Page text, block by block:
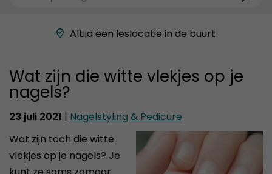
Wat zijn die witte vlekjes op je
nagels?
23 juli 2021 | Nagelstyling & Pedicure
Wat zijn toch die witte
vlekjes op je nagels? Je